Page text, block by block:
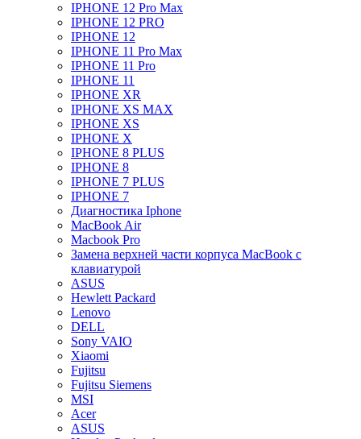
IPHONE 12 Pro Max
IPHONE 12 PRO
IPHONE 12
IPHONE 11 Pro Max
IPHONE 11 Pro
IPHONE 11
IPHONE XR
IPHONE XS MAX
IPHONE XS
IPHONE X
IPHONE 8 PLUS
IPHONE 8
IPHONE 7 PLUS
IPHONE 7
Диагностика Iphone
MacBook Air
Macbook Pro
Замена верхней части корпуса MacBook с
клавиатурой
ASUS
Hewlett Packard
Lenovo
DELL
Sony VAIO
Xiaomi
Fujitsu
Fujitsu Siemens
MSI
Acer
ASUS